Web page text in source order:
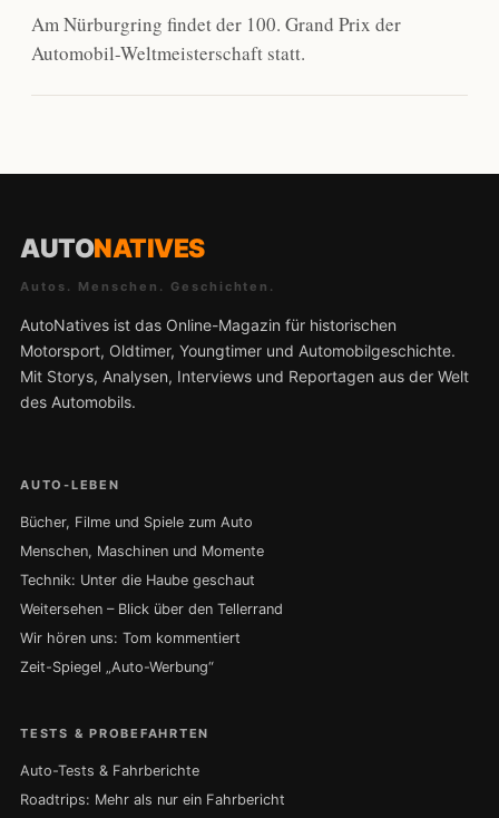
Am Nürburgring findet der 100. Grand Prix der
Automobil-Weltmeisterschaft statt.
AUTONATIVES
Autos. Menschen. Geschichten.
AutoNatives ist das Online-Magazin für historischen
Motorsport, Oldtimer, Youngtimer und Automobilgeschichte.
Mit Storys, Analysen, Interviews und Reportagen aus der Welt
des Automobils.
AUTO-LEBEN
Bücher, Filme und Spiele zum Auto
Menschen, Maschinen und Momente
Technik: Unter die Haube geschaut
Weitersehen – Blick über den Tellerrand
Wir hören uns: Tom kommentiert
Zeit-Spiegel „Auto-Werbung“
TESTS & PROBEFAHRTEN
Auto-Tests & Fahrberichte
Roadtrips: Mehr als nur ein Fahrbericht